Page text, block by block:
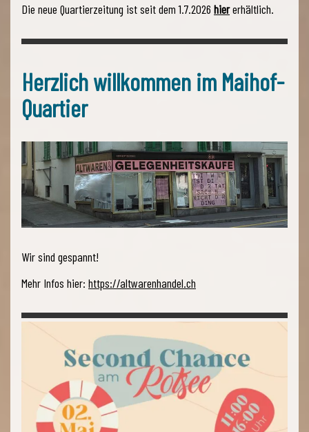
Die neue Quartierzeitung ist seit dem 1.7.2026 hiererhältlich.
Herzlich willkommen im Maihof-
Quartier
Wir sind gespannt!
Mehr Infos hier: https://altwarenhandel.ch